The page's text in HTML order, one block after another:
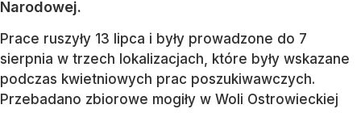
Narodowej.
Prace ruszyły 13 lipca i były prowadzone do 7
sierpnia w trzech lokalizacjach, które były wskazane
podczas kwietniowych prac poszukiwawczych.
Przebadano zbiorowe mogiły w Woli Ostrowieckiej